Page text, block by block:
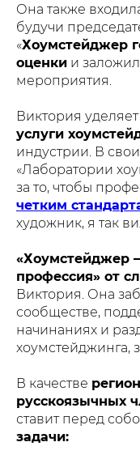
Она также
будучи
«Хоумстейджер
оценки и
мероприятия.
Виктория
услуги
индустрии. В
«Лаборатории
за то, чтобы
четким
художник, я так
«Хоумстейджер
профессия» от
Виктория. Она
сообществе,
начинаниях и
хоумстейджинга,
В качестве
русскоязычных
ставит перед
задачи: